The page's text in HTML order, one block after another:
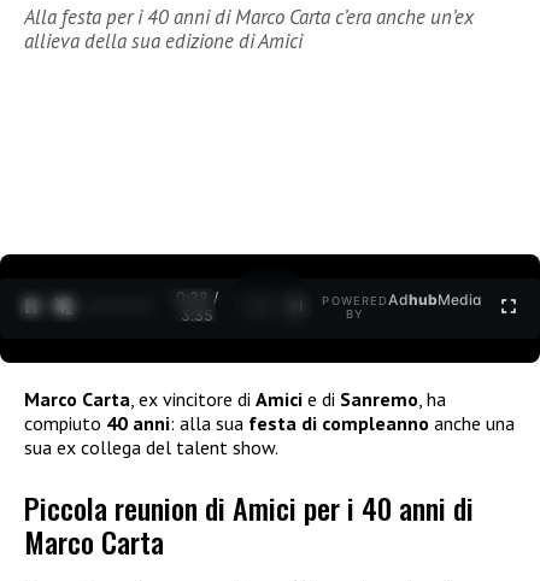
Alla festa per i 40 anni di Marco Carta c’era anche un’ex
allieva della sua edizione di Amici
0:30 /
3:35
POWERED
BY
AdhubMedia
Marco Carta , ex vincitore di Amici e di Sanremo , ha
compiuto 40 anni: alla sua festa di compleanno anche una
sua ex collega del talent show.
Piccola reunion di Amici per i 40 anni di
Marco Carta